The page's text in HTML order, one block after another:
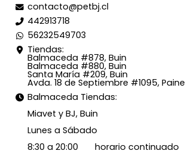
contacto@petbj.cl
442913718
56232549703
Tiendas:
Balmaceda #878, Buin
Balmaceda #880, Buin
Santa María #209, Buin
Avda. 18 de Septiembre #1095, Paine
Balmaceda Tiendas:
Miavet y BJ, Buin
Lunes a Sábado
8:30 a 20:00 horario continuado